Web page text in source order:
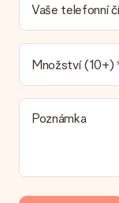
náš dopravce vám
Jaké možnosti
V současné době
který chcete
doručování
možnost spadá
zákaznický servis.
Jak mohu
Vaše telefonní
Množství (10+)
Poznámka